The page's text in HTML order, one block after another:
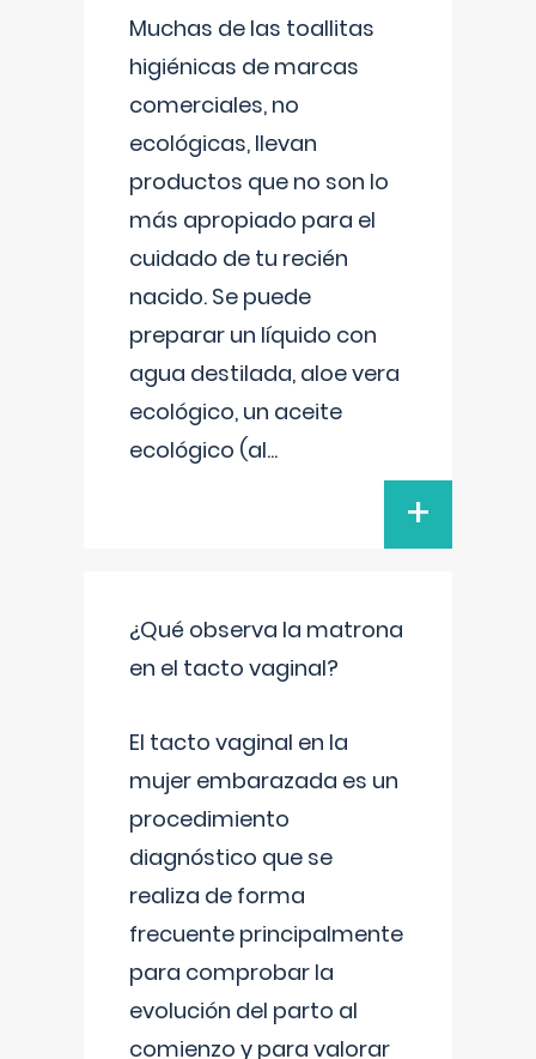
Muchas de las toallitas
higiénicas de marcas
comerciales, no
ecológicas, llevan
productos que no son lo
más apropiado para el
cuidado de tu recién
nacido. Se puede
preparar un líquido con
agua destilada, aloe vera
ecológico, un aceite
ecológico (al...
+
¿Qué observa la matrona
en el tacto vaginal?
El tacto vaginal en la
mujer embarazada es un
procedimiento
diagnóstico que se
realiza de forma
frecuente principalmente
para comprobar la
evolución del parto al
comienzo y para valorar